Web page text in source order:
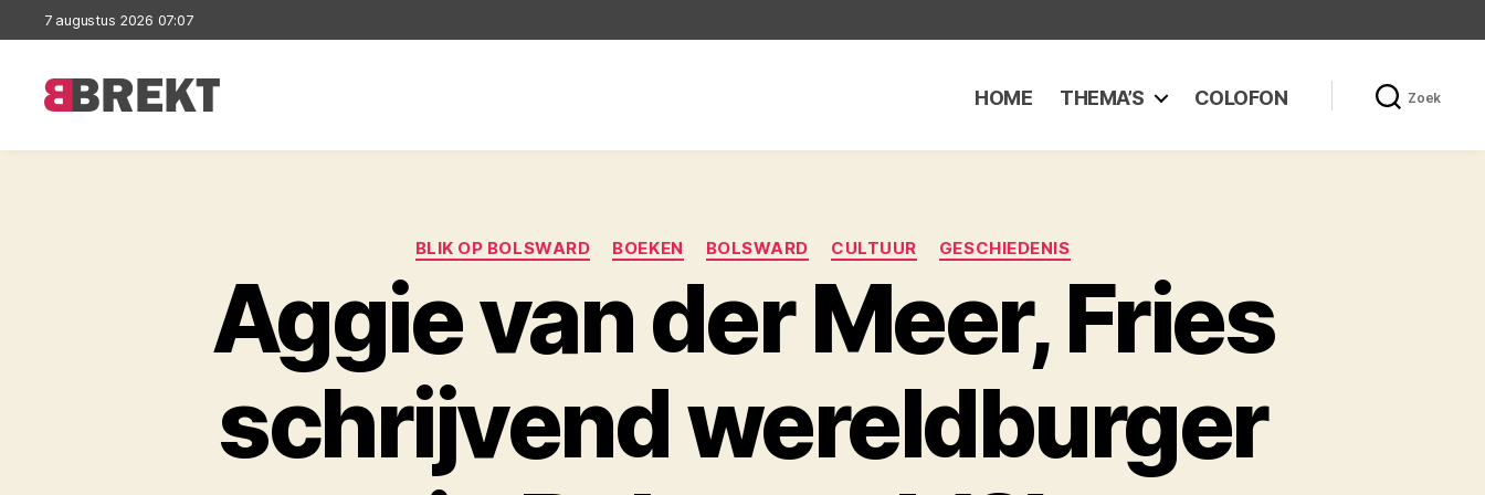
7 augustus 2026 07:07
HOME THEMA’S COLOFON Zoek
Categorieën
BLIK OP BOLSWARD BOEKEN BOLSWARD CULTUUR GESCHIEDENIS
Aggie van der Meer, Fries
schrijvend wereldburger